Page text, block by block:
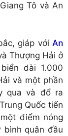
Tô và An
giáp với An
Thượng Hải ở
dài 1.000
và một phần
qua và đổ ra
Quốc tiến
điểm nóng
bình quân đầu